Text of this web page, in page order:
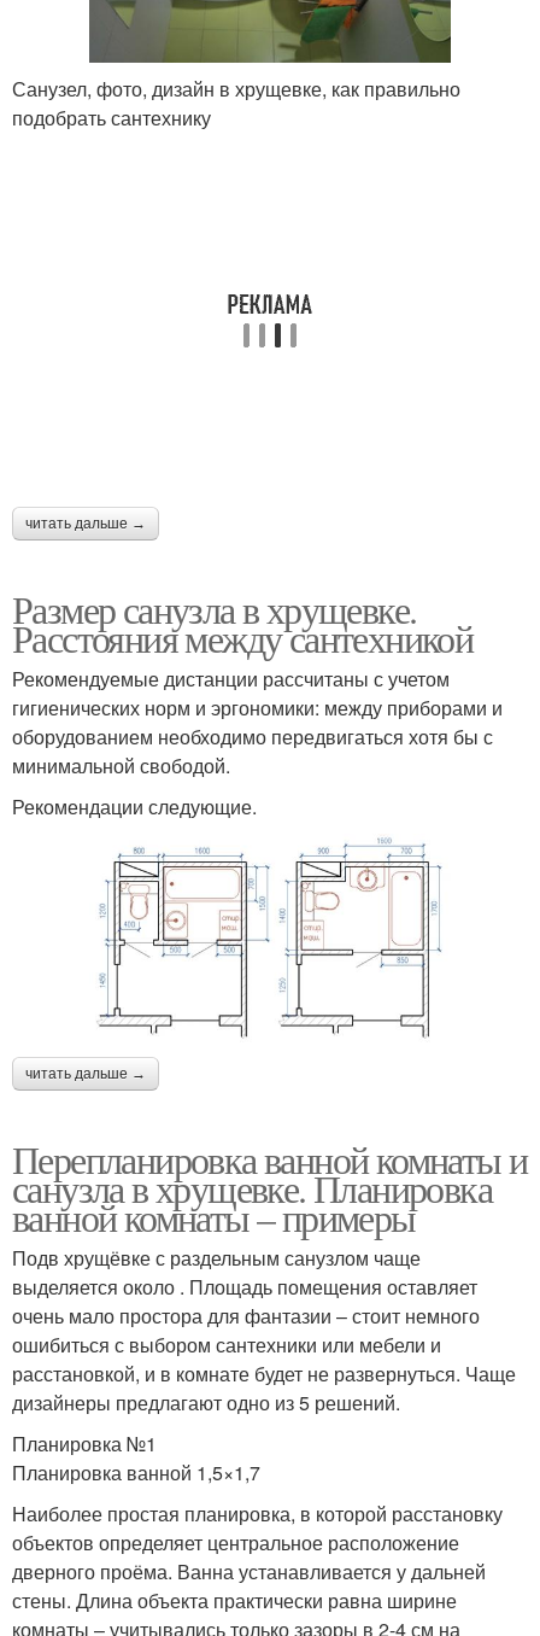
Санузел, фото, дизайн в хрущевке, как правильно
подобрать сантехнику
читать дальше →
Размер санузла в хрущевке.
Расстояния между сантехникой
Рекомендуемые дистанции рассчитаны с учетом
гигиенических норм и эргономики: между приборами и
оборудованием необходимо передвигаться хотя бы с
минимальной свободой.
Рекомендации следующие.
читать дальше →
Перепланировка ванной комнаты и
санузла в хрущевке. Планировка
ванной комнаты – примеры
Подв хрущёвке с раздельным санузлом чаще
выделяется около . Площадь помещения оставляет
очень мало простора для фантазии – стоит немного
ошибиться с выбором сантехники или мебели и
расстановкой, и в комнате будет не развернуться. Чаще
дизайнеры предлагают одно из 5 решений.
Планировка №1
Планировка ванной 1,5×1,7
Наиболее простая планировка, в которой расстановку
объектов определяет центральное расположение
дверного проёма. Ванна устанавливается у дальней
стены. Длина объекта практически равна ширине
комнаты – учитывались только зазоры в 2-4 см на